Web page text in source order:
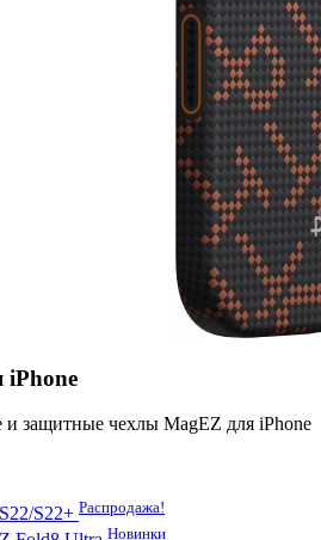
iPhone
и защитные чехлы MagEZ для iPhone
S22+ Распродажа!
Новинки